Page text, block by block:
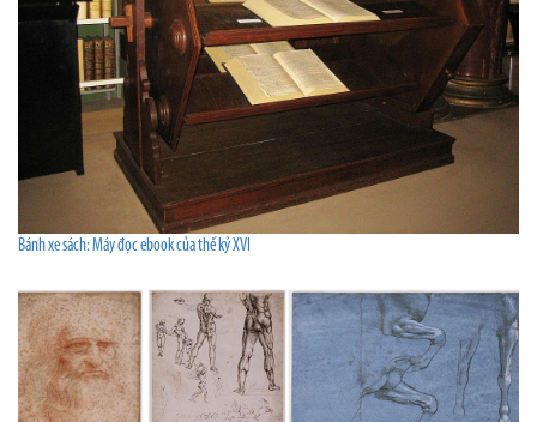
Bánh xe sách: Máy đọc ebook của thế kỷ XVI